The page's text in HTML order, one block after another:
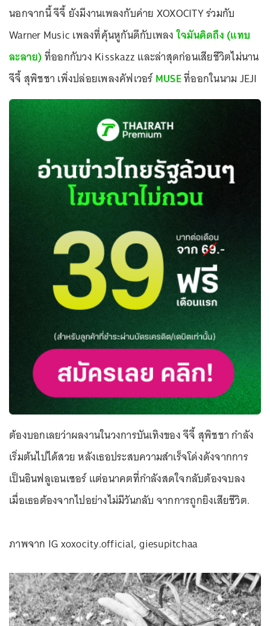
นอกจากนี้ จีจี้ ยังมีงานเพลงกับค่าย XOXOCITY ร่วมกับ
Warner Music เพลงที่คุ้นหูกันดีกับเพลงใจมันคิดถึง (แทบ
ละลาย)ที่ออกกับวง Kisskazz และล่าสุดก่อนเสียชีวิตไม่นาน
จีจี้ สุพิชชา เพิ่งปล่อยเพลงคัฟเวอร์MUSEที่ออกในนาม JEJI
ต้องบอกเลยว่าผลงานในวงการบันเทิงของ จีจี้ สุพิชชา กำลัง
เริ่มต้นไปได้สวย หลังเธอประสบความสำเร็จโด่งดังจากการ
เป็นอินฟลูเอนเซอร์ แต่อนาคตที่กำลังสดใจกลับต้องจบลง
เมื่อเธอต้องจากไปอย่างไม่มีวันกลับ จากการถูกยิงเสียชีวิต.
ภาพจาก IG xoxocity.official, giesupitchaa